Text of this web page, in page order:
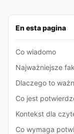
En esta pagina
Co wiadomo
Najważniejsze
Dlaczego to
Co jest
Kontekst dla
Co wymaga